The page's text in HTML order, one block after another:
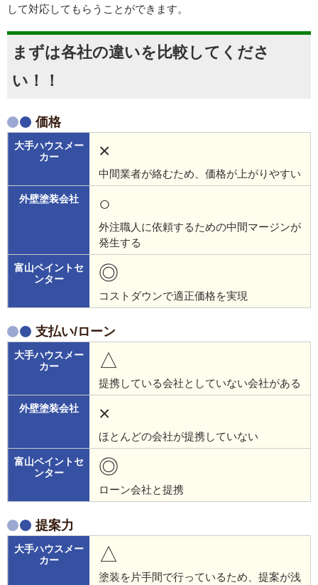
して対応してもらうことができます。
まずは各社の違いを比較してくださ
い！！
価格
×
中間業者が絡むため、価格が上がりやすい
○
外注職人に依頼するための中間マージンが
発生する
◎
コストダウンで適正価格を実現
支払い/ローン
△
提携している会社としていない会社がある
×
ほとんどの会社が提携していない
◎
ローン会社と提携
提案力
△
塗装を片手間で行っているため、提案が浅